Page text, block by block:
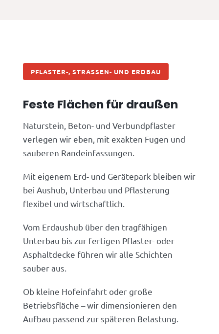
PFLASTER-, STRASSEN- UND ERDBAU
Feste Flächen für draußen
Naturstein, Beton- und Verbundpflaster
verlegen wir eben, mit exakten Fugen und
sauberen Randeinfassungen.
Mit eigenem Erd- und Gerätepark bleiben wir
bei Aushub, Unterbau und Pflasterung
flexibel und wirtschaftlich.
Vom Erdaushub über den tragfähigen
Unterbau bis zur fertigen Pflaster- oder
Asphaltdecke führen wir alle Schichten
sauber aus.
Ob kleine Hofeinfahrt oder große
Betriebsfläche – wir dimensionieren den
Aufbau passend zur späteren Belastung.